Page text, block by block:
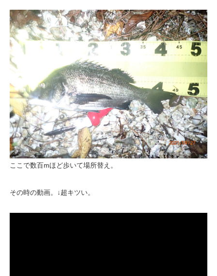
ここで数百mほど歩いて場所替え。
その時の動画。↓超キツい。